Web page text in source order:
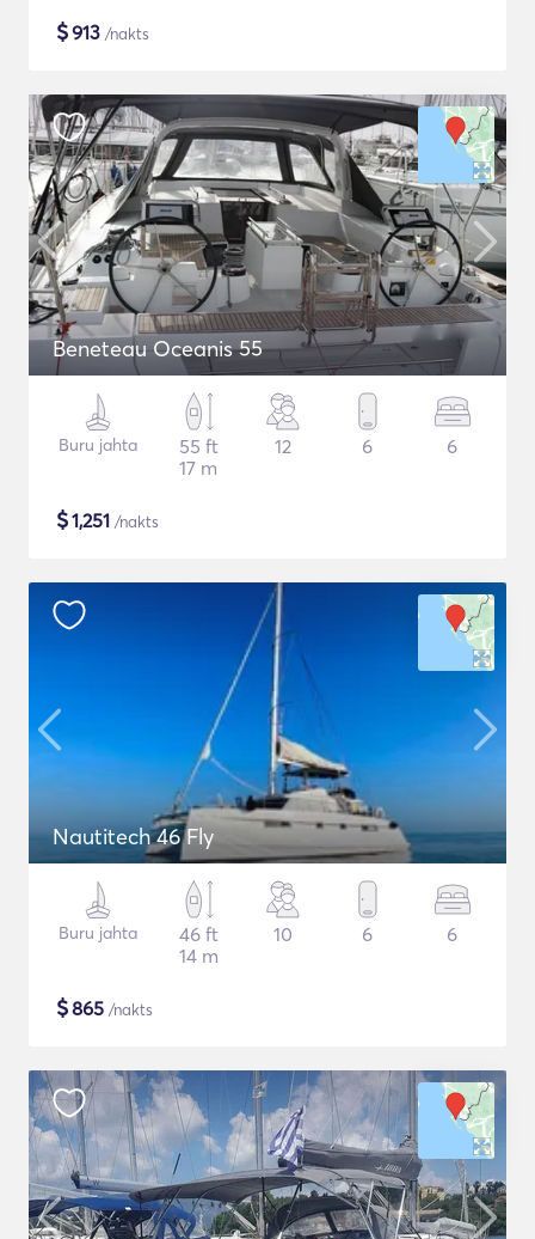
$913 /nakts
Beneteau Oceanis 55
Buru jahta
55 ft
17 m
12 6 6
$1,251 /nakts
Nautitech 46 Fly
Buru jahta
46 ft
14 m
10 6 6
$865 /nakts